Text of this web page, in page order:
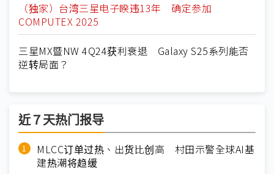
（独家）台湾三星电子睽违13年 确定参加
COMPUTEX 2025
三星MX暨NW 4Q24获利衰退 Galaxy S25系列能否
逆转局面？
近７天热门报导
MLCC订单过热、出货比创高 村田示警全球AI基
建热潮将趋缓